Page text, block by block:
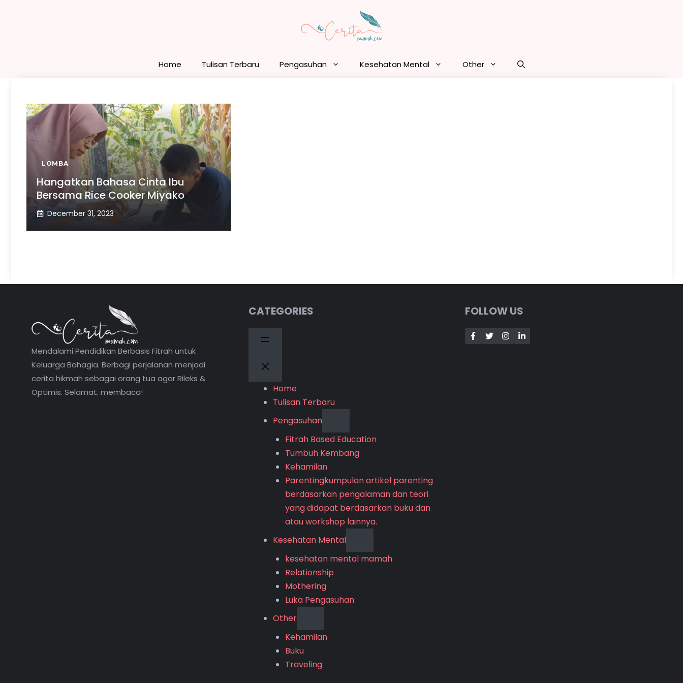
Home Tulisan Terbaru Pengasuhan Kesehatan Mental Other
LOMBA
Hangatkan Bahasa Cinta Ibu
Bersama Rice Cooker Miyako
December 31, 2023
Mendalami Pendidikan Berbasis Fitrah untuk
Keluarga Bahagia. Berbagi perjalanan menjadi
cerita hikmah sebagai orang tua agar Rileks &
Optimis. Selamat. membaca!
CATEGORIES
Home
Tulisan Terbaru
Pengasuhan
Fitrah Based Education
Tumbuh Kembang
Kehamilan
Parentingkumpulan artikel parenting
berdasarkan pengalaman dan teori
yang didapat berdasarkan buku dan
atau workshop lainnya.
Kesehatan Mental
kesehatan mental mamah
Relationship
Mothering
Luka Pengasuhan
Other
Kehamilan
Buku
Traveling
FOLLOW US